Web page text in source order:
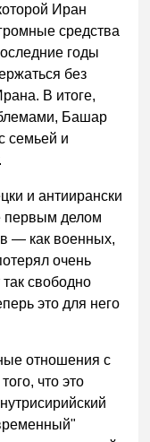
Иран
средства
годы
без
В итоге,
Башар
семьей и
и антиирански
первым делом
— как военных,
очень
свободно
это для него
отношения с
что это